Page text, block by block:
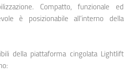
Compatto, funzionale ed
è posizionabile all’interno della
della piattaforma cingolata Lightlift